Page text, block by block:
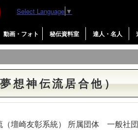
動画・フォト 秘伝資料室 達人・名人
Select Language ▼
想神伝流居合他）
壇崎友彰系統） 所属団体 一般社団